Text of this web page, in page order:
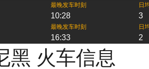
最晚发车时刻
10:28
日
3
最晚发车时刻
16:33
日
2
黑 火车信息